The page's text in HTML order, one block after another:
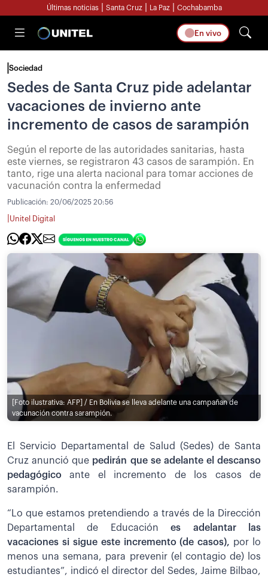
Últimas noticias Santa Cruz La Paz Cochabamba
En vivo
Sociedad
Sedes de Santa Cruz pide adelantar
vacaciones de invierno ante
incremento de casos de sarampión
Según el reporte de las autoridades sanitarias, hasta
este viernes, se registraron 43 casos de sarampión. En
tanto, rige una alerta nacional para tomar acciones de
vacunación contra la enfermedad
Publicación: 20/06/2025 20:56
Unitel Digital
[Foto ilustrativa: AFP] / En Bolivia se lleva adelante una campañan de
vacunación contra sarampión.
El Servicio Departamental de Salud (Sedes) de Santa
Cruz anunció que pedirán que se adelante el descanso
pedagógico ante el incremento de los casos de
sarampión.
“Lo que estamos pretendiendo a través de la Dirección
Departamental de Educaciónes adelantar las
vacaciones si sigue este incremento (de casos), por lo
menos una semana, para prevenir (el contagio de) los
estudiantes”, indicó el director del Sedes, Jaime Bilbao,